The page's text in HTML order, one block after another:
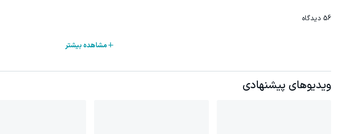
56 دیدگاه
مشاهده بیشتر
ویدیوهای پیشنهادی